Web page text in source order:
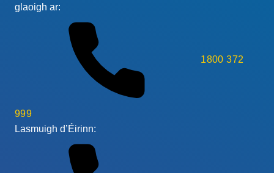
glaoigh ar:
1800 372
999
Lasmuigh d’Éirinn: